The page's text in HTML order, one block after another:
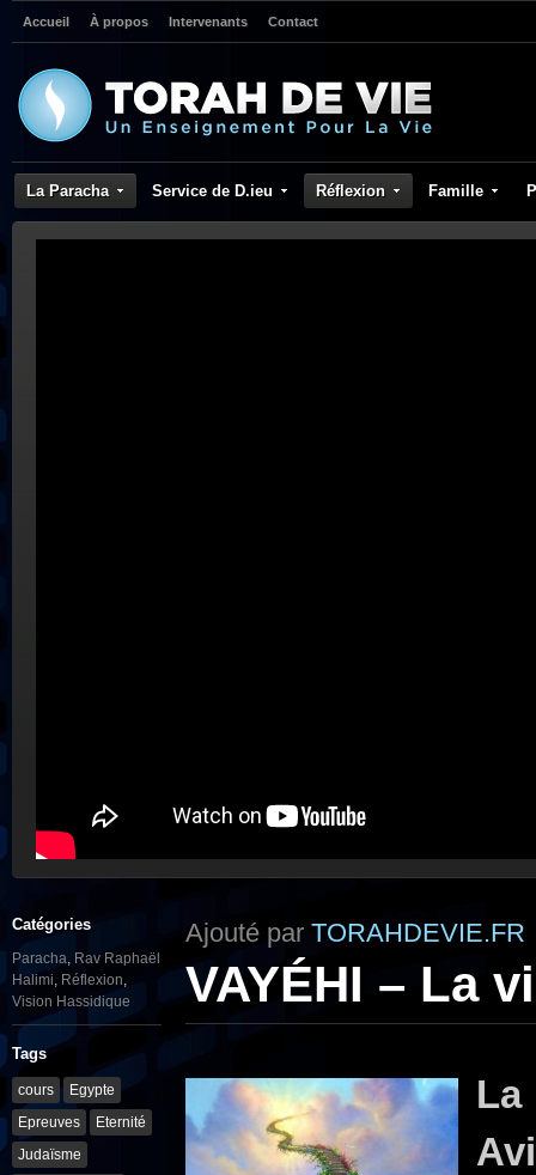
Accueil À propos Intervenants Contact
La Paracha Service de D.ieu Réflexion Famille
Catégories
Paracha, Rav Raphaël
Halimi, Réflexion,
Vision Hassidique
Tags
cours
Egypte
Epreuves
Eternité
Judaïsme
Ajouté par TORAHDEVIE.FR
VAYÉHI – La